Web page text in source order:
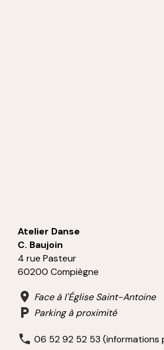
Atelier Danse
C. Baujoin
4 rue Pasteur
60200 Compiègne
Face à l'Église Saint-Antoine
Parking à proximité
06 52 92 52 53 (informations